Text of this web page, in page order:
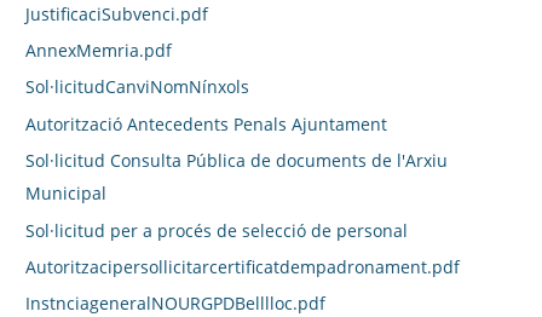
JustificaciSubvenci.pdf
AnnexMemria.pdf
Sol·licitudCanviNomNínxols
Autorització Antecedents Penals Ajuntament
Sol·licitud Consulta Pública de documents de l'Arxiu
Municipal
Sol·licitud per a procés de selecció de personal
Autoritzacipersollicitarcertificatdempadronament.pdf
InstnciageneralNOURGPDBelllloc.pdf